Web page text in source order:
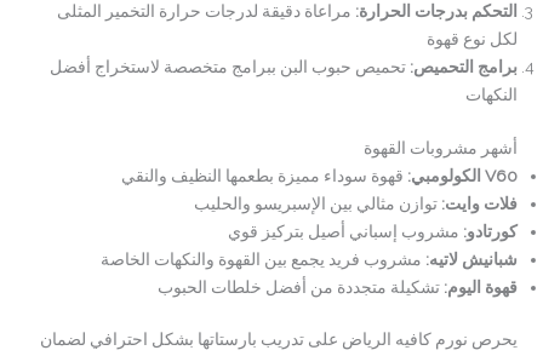
التحكم بدرجات الحرارة: مراعاة دقيقة لدرجات حرارة التخمير المثلى
لكل نوع قهوة
برامج التحميص: تحميص حبوب البن ببرامج متخصصة لاستخراج أفضل
النكهات
أشهر مشروبات القهوة
V60 الكولومبي: قهوة سوداء مميزة بطعمها النظيف والنقي
فلات وايت: توازن مثالي بين الإسبريسو والحليب
كورتادو: مشروب إسباني أصيل بتركيز قوي
شبانيش لاتيه: مشروب فريد يجمع بين القهوة والنكهات الخاصة
قهوة اليوم: تشكيلة متجددة من أفضل خلطات الحبوب
يحرص نورم كافيه الرياض على تدريب بارستاتها بشكل احترافي لضمان